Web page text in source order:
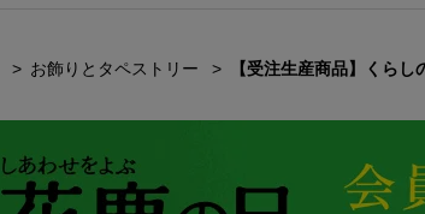
お飾りとタペストリー 【受注生産商品】くら